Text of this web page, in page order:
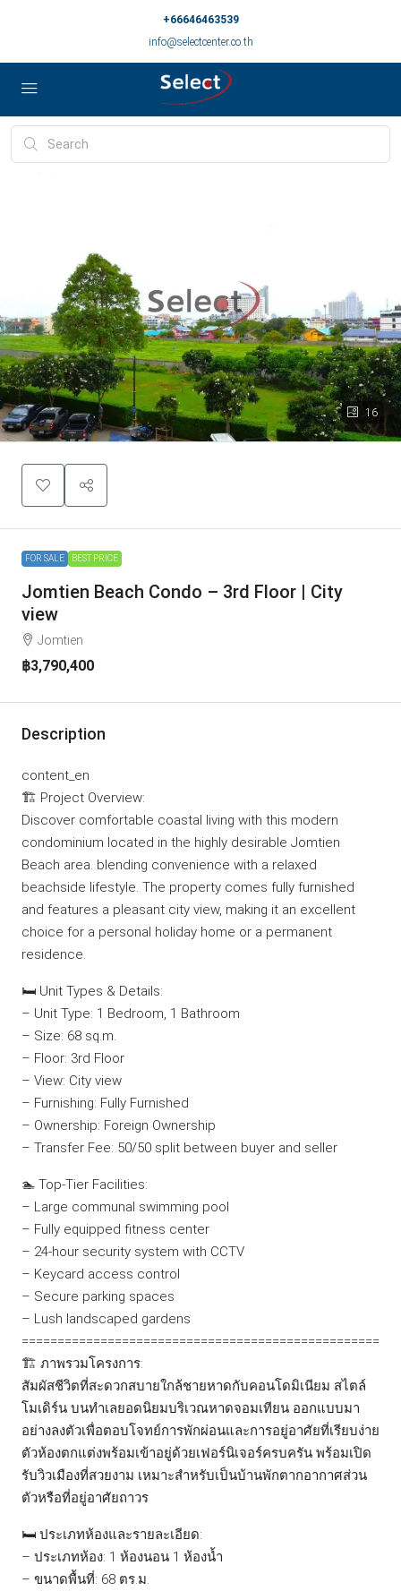
+66646463539
info@selectcenter.co.th
16
FOR SALE BEST PRICE
Jomtien Beach Condo – 3rd Floor | City
view
Jomtien
฿3,790,400
Description
content_en
🏗️ Project Overview:
Discover comfortable coastal living with this modern
condominium located in the highly desirable Jomtien
Beach area. blending convenience with a relaxed
beachside lifestyle. The property comes fully furnished
and features a pleasant city view, making it an excellent
choice for a personal holiday home or a permanent
residence.
🛏️ Unit Types & Details:
– Unit Type: 1 Bedroom, 1 Bathroom
– Size: 68 sq.m.
– Floor: 3rd Floor
– View: City view
– Furnishing: Fully Furnished
– Ownership: Foreign Ownership
– Transfer Fee: 50/50 split between buyer and seller
🏊 Top-Tier Facilities:
– Large communal swimming pool
– Fully equipped fitness center
– 24-hour security system with CCTV
– Keycard access control
– Secure parking spaces
– Lush landscaped gardens
==================================================
🏗️ ภาพรวมโครงการ:
สัมผัสชีวิตที่สะดวกสบายใกล้ชายหาดกับคอนโดมิเนียม สไตล์
โมเดิร์น บนทำเลยอดนิยมบริเวณหาดจอมเทียน ออกแบบมา
อย่างลงตัวเพื่อตอบโจทย์การพักผ่อนและการอยู่อาศัยที่เรียบง่าย
ตัวห้องตกแต่งพร้อมเข้าอยู่ด้วยเฟอร์นิเจอร์ครบครัน พร้อมเปิด
รับวิวเมืองที่สวยงาม เหมาะสำหรับเป็นบ้านพักตากอากาศส่วน
ตัวหรือที่อยู่อาศัยถาวร
🛏️ ประเภทห้องและรายละเอียด:
– ประเภทห้อง: 1 ห้องนอน 1 ห้องน้ำ
– ขนาดพื้นที่: 68 ตร.ม.